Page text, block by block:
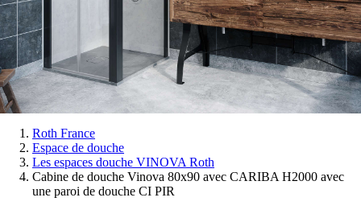
Vous
êtes
Roth France
Espace de douche
Les espaces douche VINOVA Roth
Cabine de douche Vinova 80x90 avec CARIBA H2000 avec
une paroi de douche CI PIR